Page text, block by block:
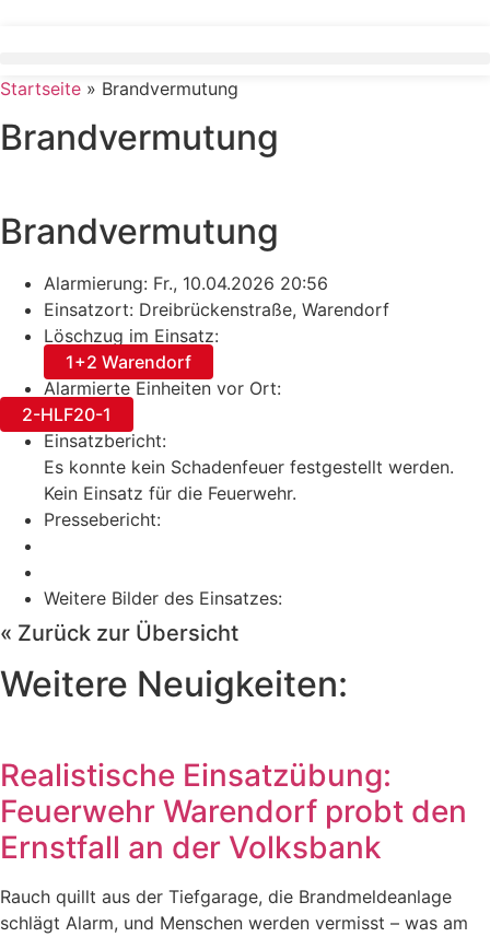
Startseite » Brandvermutung
Brandvermutung
Brandvermutung
Alarmierung: Fr., 10.04.2026 20:56
Einsatzort: Dreibrückenstraße, Warendorf
Löschzug im Einsatz:
1+2 Warendorf
Alarmierte Einheiten vor Ort:
2-HLF20-1
Einsatzbericht:
Es konnte kein Schadenfeuer festgestellt werden.
Kein Einsatz für die Feuerwehr.
Pressebericht:
Weitere Bilder des Einsatzes:
« Zurück zur Übersicht
Weitere Neuigkeiten:
Realistische Einsatzübung:
Feuerwehr Warendorf probt den
Ernstfall an der Volksbank
Rauch quillt aus der Tiefgarage, die Brandmeldeanlage
schlägt Alarm, und Menschen werden vermisst – was am